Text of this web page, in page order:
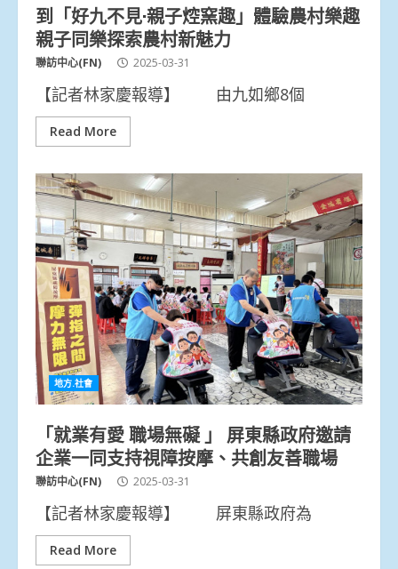
到「好九不見·親子焢窯趣」體驗農村樂趣
親子同樂探索農村新魅力
聯訪中心(FN) 2025-03-31
【記者林家慶報導】 由九如鄉8個
Read More
地方.社會
「就業有愛 職場無礙 」 屏東縣政府邀請
企業一同支持視障按摩、共創友善職場
聯訪中心(FN) 2025-03-31
【記者林家慶報導】 屏東縣政府為
Read More